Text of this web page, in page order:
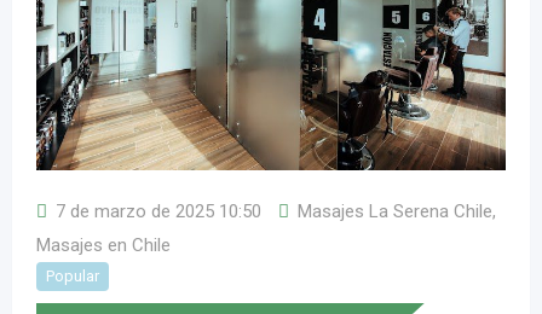
7 de marzo de 2025 10:50 Masajes La Serena Chile,
Masajes en Chile
Popular